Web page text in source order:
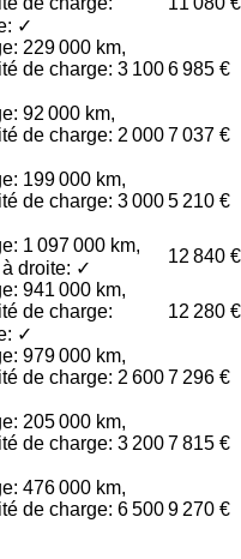
✓
229 000 km,
de charge: 3 1006 985 €
92 000 km,
de charge: 2 0007 037 €
199 000 km,
de charge: 3 0005 210 €
1 097 000 km,
droite: ✓
12 840 €
941 000 km,
de charge:
✓
12 280 €
979 000 km,
de charge: 2 6007 296 €
205 000 km,
de charge: 3 2007 815 €
476 000 km,
de charge: 6 5009 270 €